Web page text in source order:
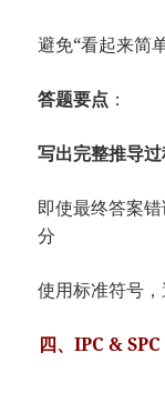
避免“看起来简
答题要点 ：
写出完整推导
即使最终答案
分
使用标准符号
四、IPC &